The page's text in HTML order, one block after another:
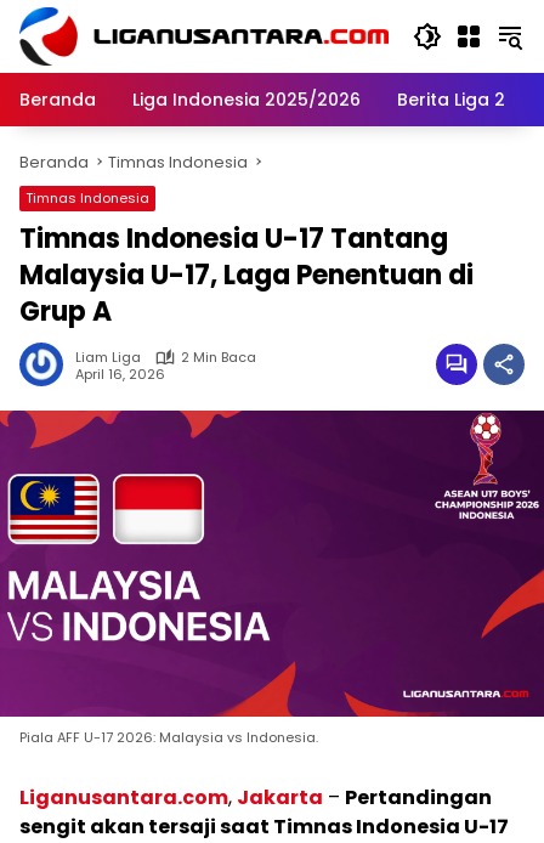
Langsung
konten
Beranda
Liga Indonesia 2025/2026 Berita Liga 2
Beranda Timnas Indonesia
Timnas Indonesia
Timnas Indonesia U-17 Tantang
Malaysia U-17, Laga Penentuan di
Grup A
Liam Liga
2 Min Baca
April 16, 2026
Piala AFF U-17 2026: Malaysia vs Indonesia.
Liganusantara.com, Jakarta – Pertandingan
sengit akan tersaji saat Timnas Indonesia U-17